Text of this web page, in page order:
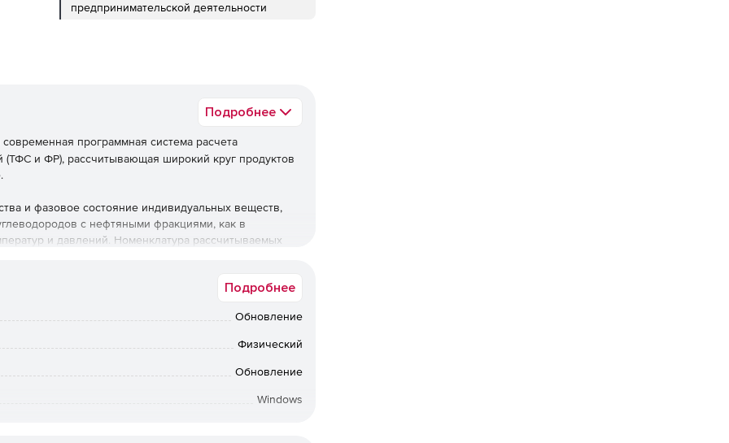
предпринимательской деятельности
Подробнее
программная система расчета
и ФР), рассчитывающая широкий круг продуктов
и фазовое состояние индивидуальных веществ,
с нефтяными фракциями, как в
и давлений. Номенклатура рассчитываемых
Подробнее
Обновление
Физический
Обновление
Windows